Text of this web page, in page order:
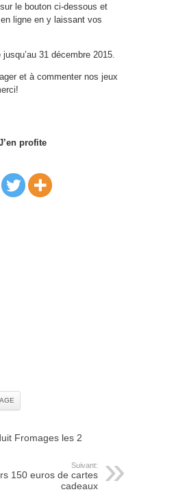
le bouton ci-dessous et
ligne en y laissant vos
31 décembre 2015.
et à commenter nos jeux
profite
Fromages les 2
Suivant:
150 euros de cartes
cadeaux